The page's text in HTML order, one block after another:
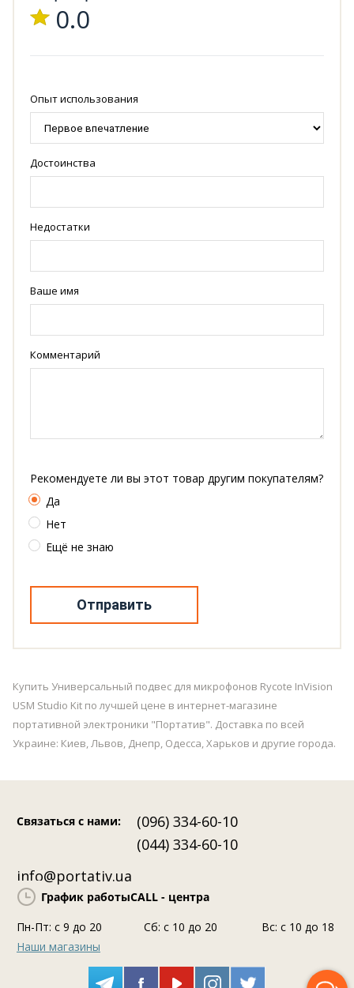
0.0
Опыт использования
Достоинства
Недостатки
Ваше имя
Комментарий
Рекомендуете ли вы этот товар другим покупателям?
Да
Нет
Ещё не знаю
Отправить
Купить Универсальный подвес для микрофонов Rycote InVision
USM Studio Kit по лучшей цене в интернет-магазине
портативной электроники "Портатив". Доставка по всей
Украине: Киев, Львов, Днепр, Одесса, Харьков и другие города.
Связаться с нами:
(096) 334-60-10
(044) 334-60-10
info@portativ.ua
График работыCALL - центра
Пн-Пт: c 9 до 20
Сб: с 10 до 20
Вс: с 10 до 18
Наши магазины